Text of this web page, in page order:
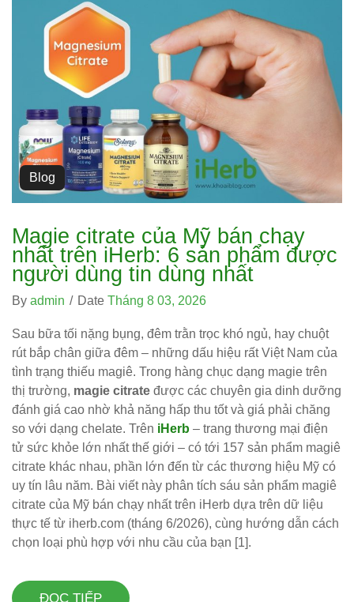
Blog
Magie citrate của Mỹ bán chạy
nhất trên iHerb: 6 sản phẩm được
người dùng tin dùng nhất
By admin / Date Tháng 8 03, 2026
Sau bữa tối nặng bụng, đêm trằn trọc khó ngủ, hay chuột
rút bắp chân giữa đêm – những dấu hiệu rất Việt Nam của
tình trạng thiếu magiê. Trong hàng chục dạng magie trên
thị trường, magie citrate được các chuyên gia dinh dưỡng
đánh giá cao nhờ khả năng hấp thu tốt và giá phải chăng
so với dạng chelate. Trên iHerb – trang thương mại điện
tử sức khỏe lớn nhất thế giới – có tới 157 sản phẩm magiê
citrate khác nhau, phần lớn đến từ các thương hiệu Mỹ có
uy tín lâu năm. Bài viết này phân tích sáu sản phẩm magiê
citrate của Mỹ bán chạy nhất trên iHerb dựa trên dữ liệu
thực tế từ iherb.com (tháng 6/2026), cùng hướng dẫn cách
chọn loại phù hợp với nhu cầu của bạn [1].
ĐỌC TIẾP